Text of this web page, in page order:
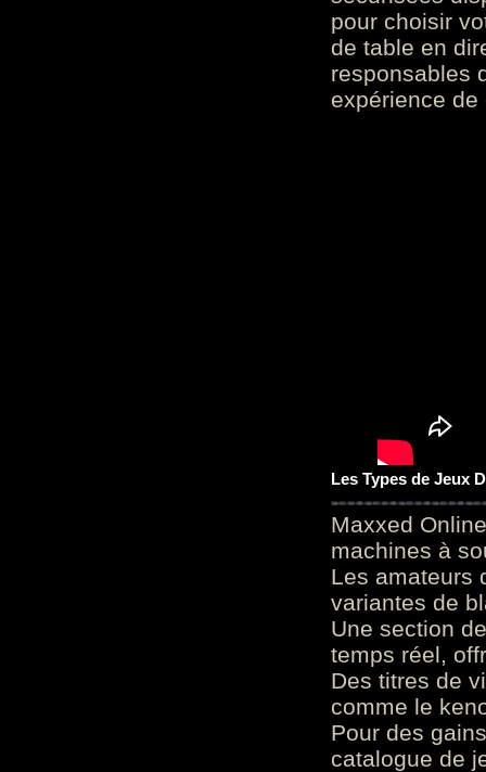
pour choisir
de table en
responsables
expérience
Les Types de Jeux
Maxxed
machines à
Les amateurs
variantes de
Une section
temps réel,
Des titres de
comme le
Pour des
catalogue de